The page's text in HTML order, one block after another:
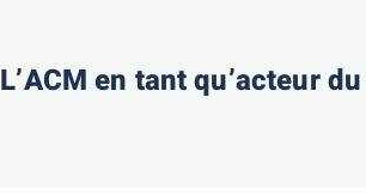
L’ACM en tant qu’acteur